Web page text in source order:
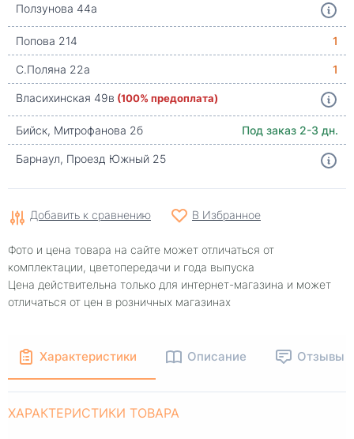
Ползунова 44а
Попова 214
1
С.Поляна 22а
1
Власихинская 49в (100% предоплата)
Бийск, Митрофанова 2б
Под заказ 2-3 дн.
Барнаул, Проезд Южный 25
Добавить к сравнению В Избранное
Фото и цена товара на сайте может отличаться от
комплектации, цветопередачи и года выпуска
Цена действительна только для интернет-магазина и может
отличаться от цен в розничных магазинах
Характеристики Описание Отзывы
ХАРАКТЕРИСТИКИ ТОВАРА